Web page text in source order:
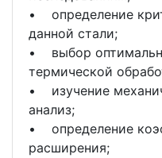
• определение
данной стали;
• выбор
термической
• изучение
анализ;
• определение
расширения;